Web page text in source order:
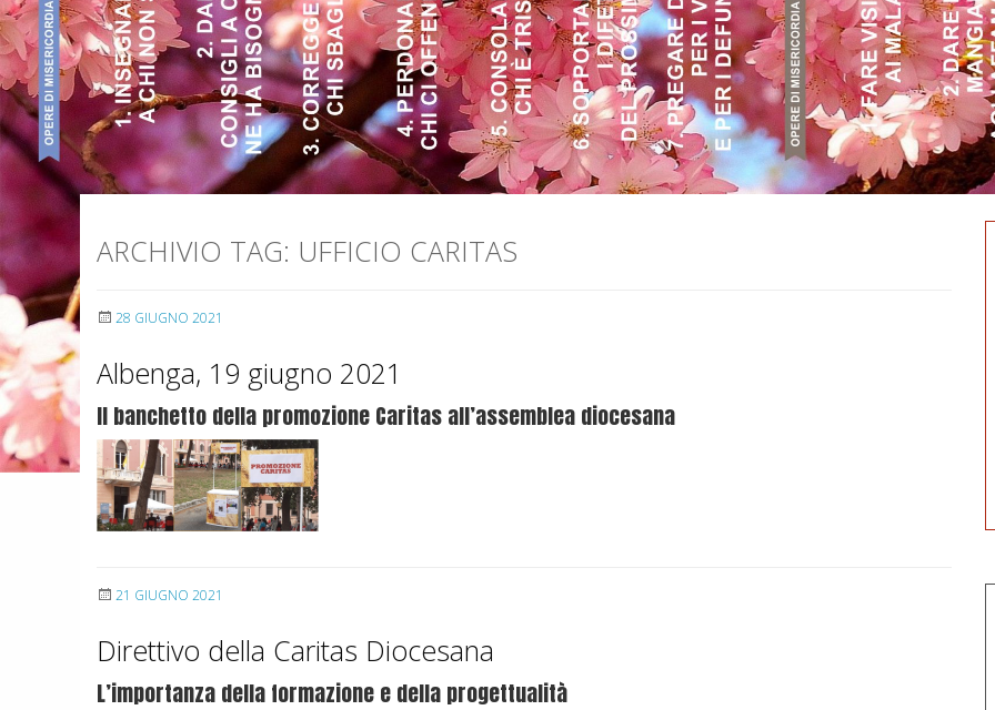
t
ARCHIVIO TAG: UFFICIO CARITAS
28 GIUGNO 2021
Albenga, 19 giugno 2021
Il banchetto della promozione Caritas all’assemblea diocesana
21 GIUGNO 2021
Direttivo della Caritas Diocesana
L’importanza della formazione e della progettualità